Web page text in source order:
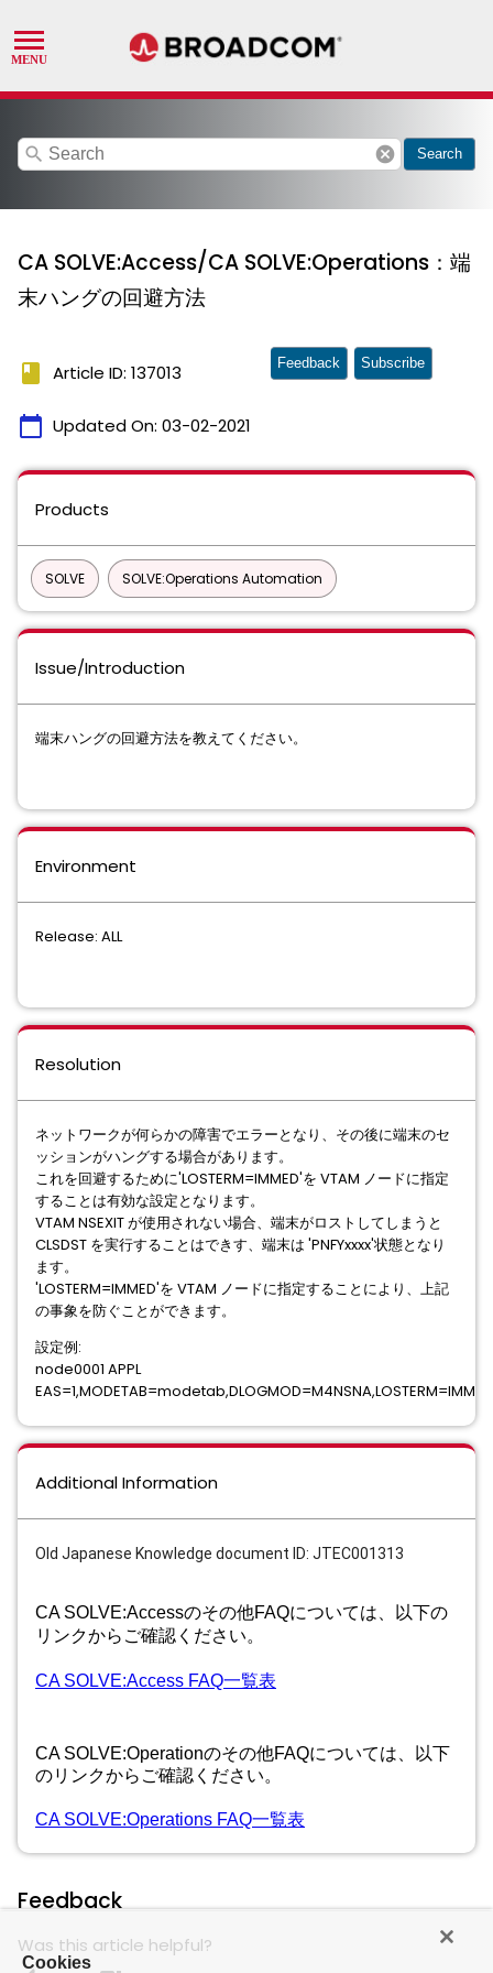
search cancel Search
CA SOLVE:Access/CA SOLVE:Operations：端
末ハングの回避方法
book Article ID: 137013
calendar_today Updated On: 03-02-2021
Feedback Subscribe
Products
SOLVE SOLVE:Operations Automation
Issue/Introduction
端末ハングの回避方法を教えてください。
Environment
Release: ALL
Resolution
ネットワークが何らかの障害でエラーとなり、その後に端末のセ
ッションがハングする場合があります。
これを回避するために'LOSTERM=IMMED'を VTAM ノードに指定
することは有効な設定となります。
VTAM NSEXIT が使用されない場合、端末がロストしてしまうと
CLSDST を実行することはできす、端末は 'PNFYxxxx'状態となり
ます。
'LOSTERM=IMMED'を VTAM ノードに指定することにより、上記
の事象を防ぐことができます。
設定例:
node0001 APPL
EAS=1,MODETAB=modetab,DLOGMOD=M4NSNA,LOSTERM=IMMED
Additional Information
Old Japanese Knowledge document ID: JTEC001313
CA SOLVE:Accessのその他FAQについては、以下の
リンクからご確認ください。
CA SOLVE:Access FAQ一覧表
CA SOLVE:Operationのその他FAQについては、以下
のリンクからご確認ください。
CA SOLVE:Operations FAQ一覧表
Feedback
Was this article helpful?
Cookies